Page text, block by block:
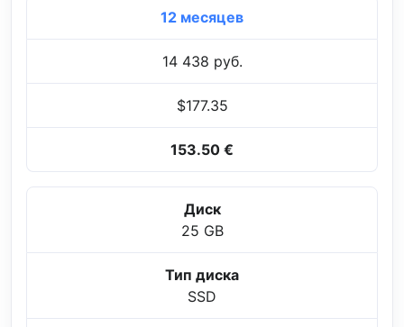
12 месяцев
14 438 руб.
$177.35
153.50 €
Диск
25 GB
Тип диска
SSD